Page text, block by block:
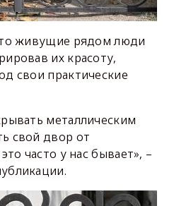
живущие рядом люди
их красоту,
свои практические
металлическим
свой двор от
часто у нас бывает», –